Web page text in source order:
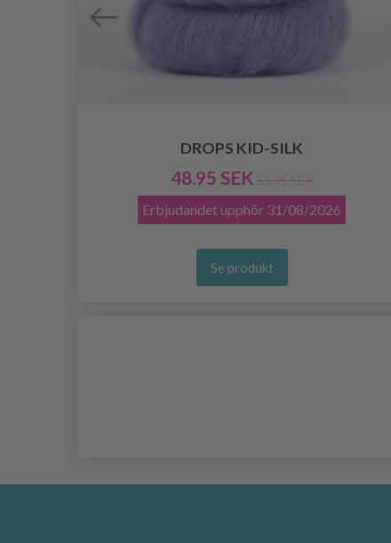
DROPS KID-SILK
48.95 SEK 55.95 SEK
Erbjudandet upphör 31/08/2026
Se produkt